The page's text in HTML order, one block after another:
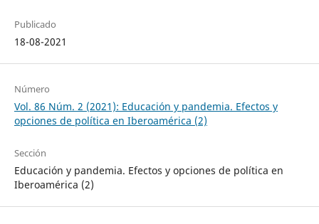
Publicado
18-08-2021
Número
Vol. 86 Núm. 2 (2021): Educación y pandemia. Efectos y
opciones de política en Iberoamérica (2)
Sección
Educación y pandemia. Efectos y opciones de política en
Iberoamérica (2)